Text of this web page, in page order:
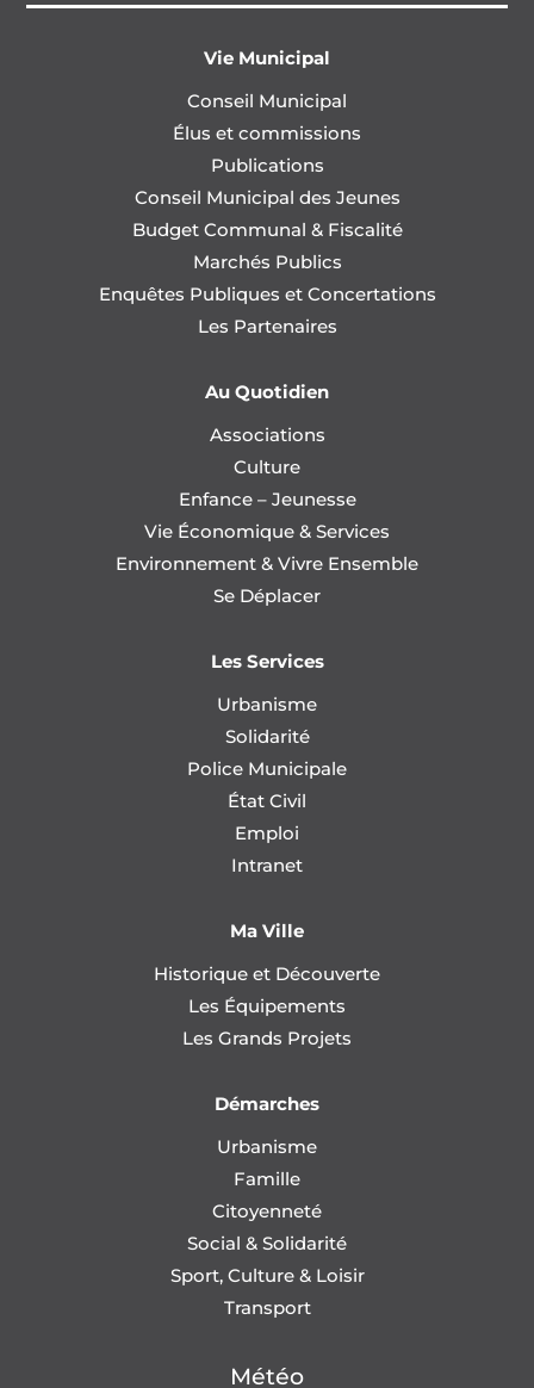
Vie Municipal
Conseil Municipal
Élus et commissions
Publications
Conseil Municipal des Jeunes
Budget Communal & Fiscalité
Marchés Publics
Enquêtes Publiques et Concertations
Les Partenaires
Au Quotidien
Associations
Culture
Enfance – Jeunesse
Vie Économique & Services
Environnement & Vivre Ensemble
Se Déplacer
Les Services
Urbanisme
Solidarité
Police Municipale
État Civil
Emploi
Intranet
Ma Ville
Historique et Découverte
Les Équipements
Les Grands Projets
Démarches
Urbanisme
Famille
Citoyenneté
Social & Solidarité
Sport, Culture & Loisir
Transport
Météo